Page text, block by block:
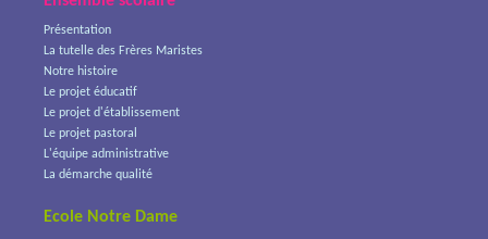
Présentation
La tutelle des Frères Maristes
Notre histoire
Le projet éducatif
Le projet d'établissement
Le projet pastoral
L'équipe administrative
La démarche qualité
Ecole Notre Dame